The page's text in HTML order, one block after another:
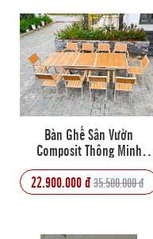
Bàn Ghế Sân Vườn
Composit Thông Minh
D180/240
22.900.000 đ35.500.000 đ